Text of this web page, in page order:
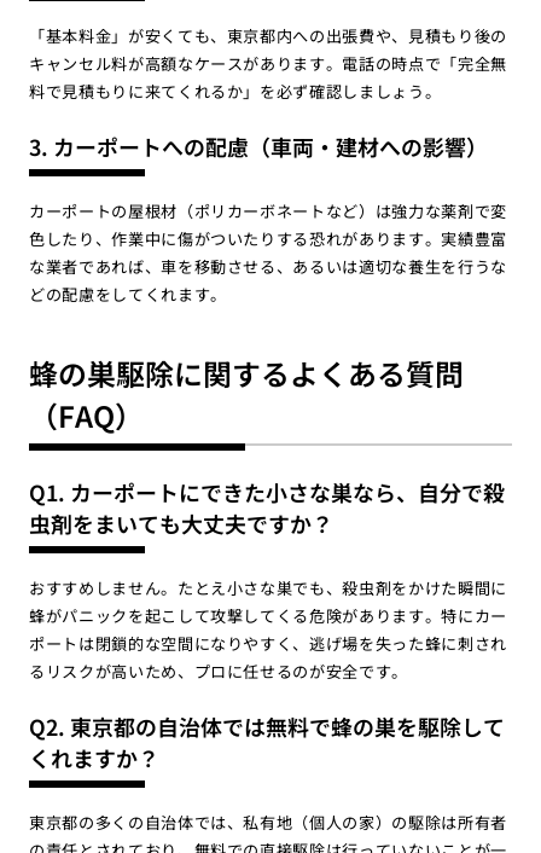
「基本料金」が安くても、東京都内への出張費や、見積もり後の
キャンセル料が高額なケースがあります。電話の時点で「完全無
料で見積もりに来てくれるか」を必ず確認しましょう。
3. カーポートへの配慮（車両・建材への影響）
カーポートの屋根材（ポリカーボネートなど）は強力な薬剤で変
色したり、作業中に傷がついたりする恐れがあります。実績豊富
な業者であれば、車を移動させる、あるいは適切な養生を行うな
どの配慮をしてくれます。
蜂の巣駆除に関するよくある質問
（FAQ）
Q1. カーポートにできた小さな巣なら、自分で殺
虫剤をまいても大丈夫ですか？
おすすめしません。たとえ小さな巣でも、殺虫剤をかけた瞬間に
蜂がパニックを起こして攻撃してくる危険があります。特にカー
ポートは閉鎖的な空間になりやすく、逃げ場を失った蜂に刺され
るリスクが高いため、プロに任せるのが安全です。
Q2. 東京都の自治体では無料で蜂の巣を駆除して
くれますか？
東京都の多くの自治体では、私有地（個人の家）の駆除は所有者